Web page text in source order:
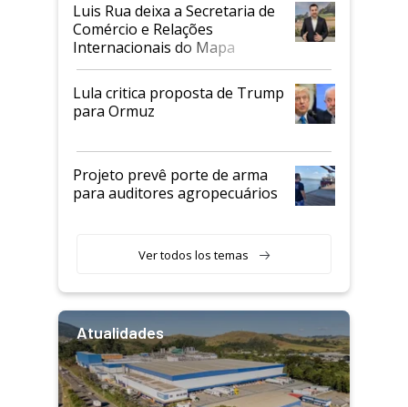
Luis Rua deixa a Secretaria de
Comércio e Relações
Internacionais do Mapa
Lula critica proposta de Trump
para Ormuz
Projeto prevê porte de arma
para auditores agropecuários
Ver todos los temas
Atualidades